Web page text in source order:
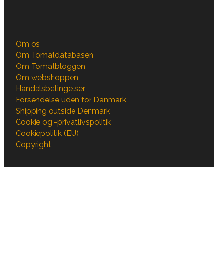
Om os
Om Tomatdatabasen
Om Tomatbloggen
Om webshoppen
Handelsbetingelser
Forsendelse uden for Danmark
Shipping outside Denmark
Cookie og -privatlivspolitik
Cookiepolitik (EU)
Copyright